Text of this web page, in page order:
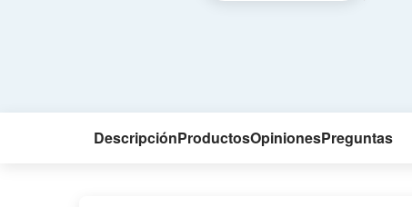
DescripciónProductosOpinionesPreguntas